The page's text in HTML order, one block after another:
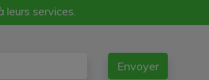
leurs services.
Envoyer